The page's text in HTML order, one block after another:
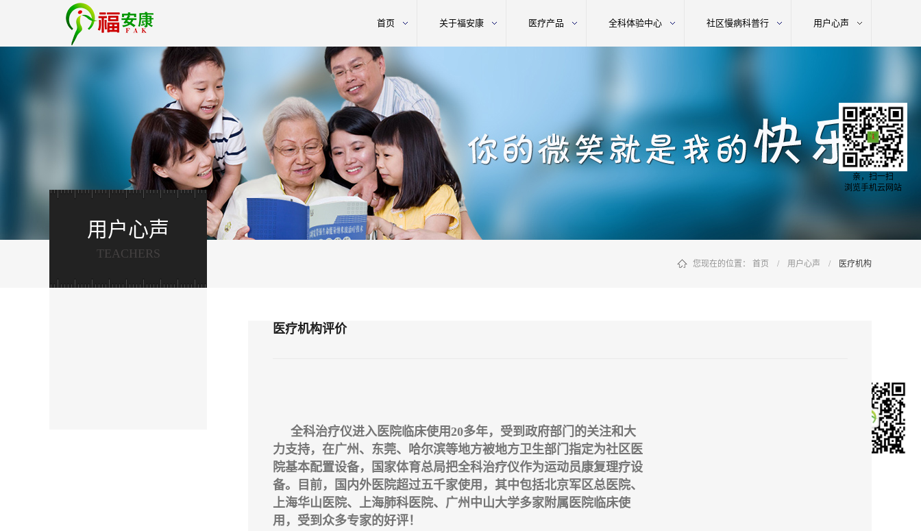
首页 关于福安康 医疗产品 全科体验中心 社区慢病科普行 用户心声
用户心声
TEACHERS
您现在的位置： 首页 / 用户心声 / 医疗机构
医疗机构评价
全科治疗仪进入医院临床使用20多年，受到政府部门的关注和大
力支持，在广州、东莞、哈尔滨等地方被地方卫生部门指定为社区医
院基本配置设备，国家体育总局把全科治疗仪作为运动员康复理疗设
备。目前，国内外医院超过五千家使用，其中包括北京军区总医院、
上海华山医院、上海肺科医院、广州中山大学多家附属医院临床使
用，受到众多专家的好评！
亲，扫一扫
浏览手机云网站